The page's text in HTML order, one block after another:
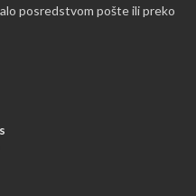
posredstvom pošte ili preko